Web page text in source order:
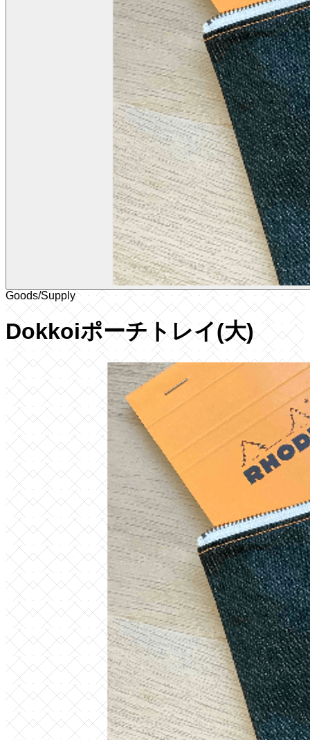
Goods/Supply
Dokkoiポーチトレイ(大)